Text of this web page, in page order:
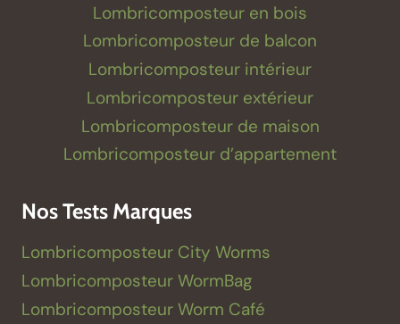
Lombricomposteur en bois
Lombricomposteur de balcon
Lombricomposteur intérieur
Lombricomposteur extérieur
Lombricomposteur de maison
Lombricomposteur d’appartement
Nos Tests Marques
Lombricomposteur City Worms
Lombricomposteur WormBag
Lombricomposteur Worm Café